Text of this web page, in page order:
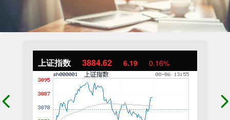
上证指数 3884.62 6.19 0.16%